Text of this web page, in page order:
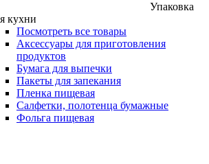
Упаковка
кухни
Посмотреть все товары
Аксессуары для приготовления
продуктов
Бумага для выпечки
Пакеты для запекания
Пленка пищевая
Салфетки, полотенца бумажные
Фольга пищевая